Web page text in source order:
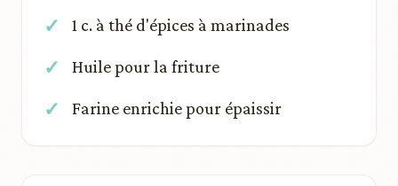
1 c. à thé d'épices à marinades
Huile pour la friture
Farine enrichie pour épaissir